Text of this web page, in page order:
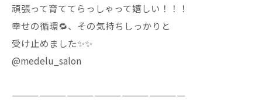
頑張って育ててらっしゃって嬉しい！！！
幸せの循環🔁、その気持ちしっかりと
受け止めました✨✨
@medelu_salon
———————————————————